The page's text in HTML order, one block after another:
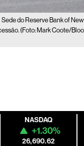
Sede do Reserve Bank of
(Foto: Mark Coote/
NASDAQ
+1.30%
26,690.62